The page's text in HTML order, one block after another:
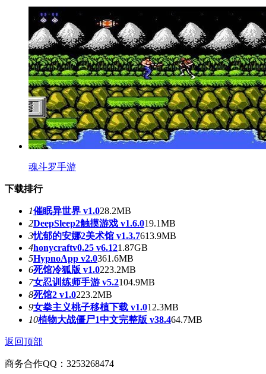
魂斗罗手游
下载排行
1催眠异世界 v1.028.2MB
2DeepSleep2触摸游戏 v1.6.019.1MB
3忧郁的安娜2美术馆 v1.3.7613.9MB
4honycraftv0.25 v6.121.87GB
5HypnoApp v2.0361.6MB
6死馆冷狐版 v1.0223.2MB
7女忍训练师手游 v5.2104.9MB
8死馆2 v1.0223.2MB
9女拳主义桃子移植下载 v1.012.3MB
10植物大战僵尸1中文完整版 v38.464.7MB
返回顶部
商务合作QQ：3253268474